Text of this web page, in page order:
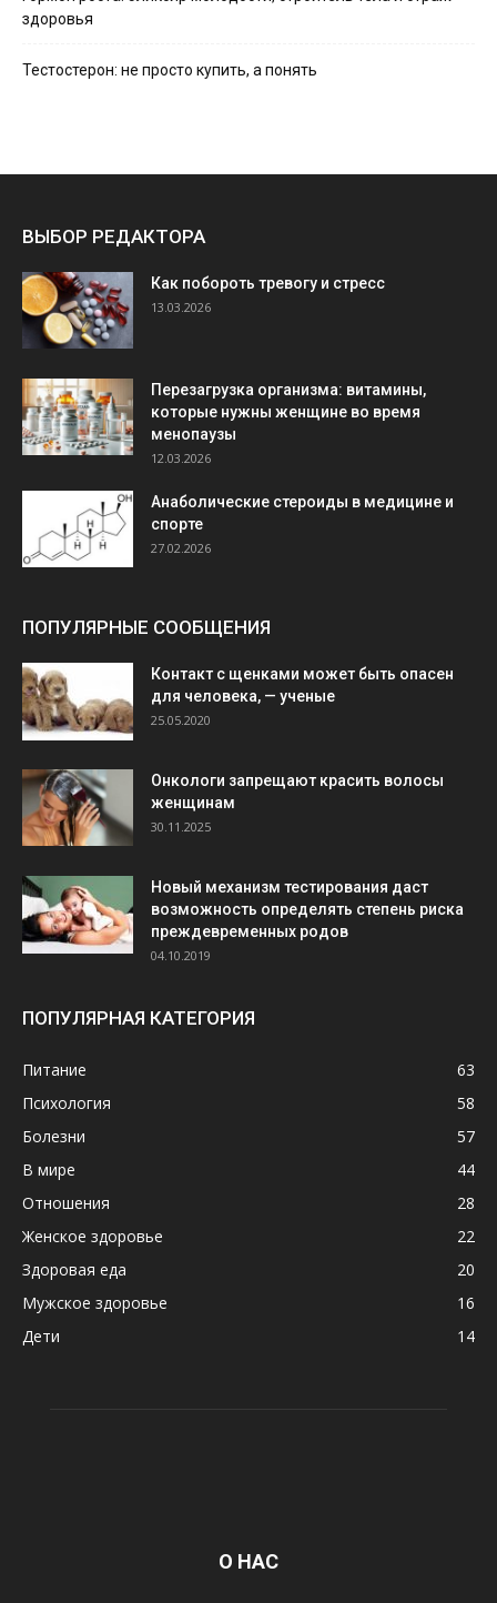
здоровья
Тестостерон: не просто купить, а понять
ВЫБОР РЕДАКТОРА
Как побороть тревогу и стресс
13.03.2026
Перезагрузка организма: витамины,
которые нужны женщине во время
менопаузы
12.03.2026
Анаболические стероиды в медицине и
спорте
27.02.2026
ПОПУЛЯРНЫЕ СООБЩЕНИЯ
Контакт с щенками может быть опасен
для человека, — ученые
25.05.2020
Онкологи запрещают красить волосы
женщинам
30.11.2025
Новый механизм тестирования даст
возможность определять степень риска
преждевременных родов
04.10.2019
ПОПУЛЯРНАЯ КАТЕГОРИЯ
Питание
63
Психология
58
Болезни
57
В мире
44
Отношения
28
Женское здоровье
22
Здоровая еда
20
Мужское здоровье
16
Дети
14
О НАС